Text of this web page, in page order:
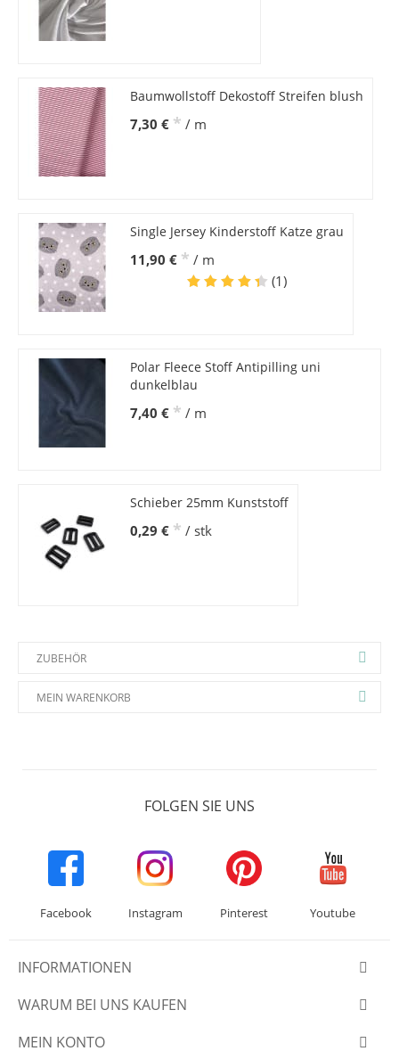
Baumwollstoff Dekostoff Streifen blush
7,30 € * / m
Single Jersey Kinderstoff Katze grau
11,90 € * / m
(1)
Polar Fleece Stoff Antipilling uni
dunkelblau
7,40 € * / m
Schieber 25mm Kunststoff
0,29 € * / stk
ZUBEHÖR
MEIN WARENKORB
FOLGEN SIE UNS
Facebook Instagram Pinterest Youtube
INFORMATIONEN
WARUM BEI UNS KAUFEN
MEIN KONTO